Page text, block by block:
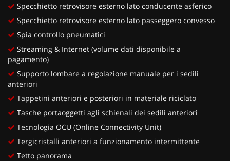
Specchietto retrovisore esterno lato conducente asferico
Specchietto retrovisore esterno lato passeggero convesso
Spia controllo pneumatici
Streaming & Internet (volume dati disponibile a
pagamento)
Supporto lombare a regolazione manuale per i sedili
anteriori
Tappetini anteriori e posteriori in materiale riciclato
Tasche portaoggetti agli schienali dei sedili anteriori
Tecnologia OCU (Online Connectivity Unit)
Tergicristalli anteriori a funzionamento intermittente
Tetto panorama